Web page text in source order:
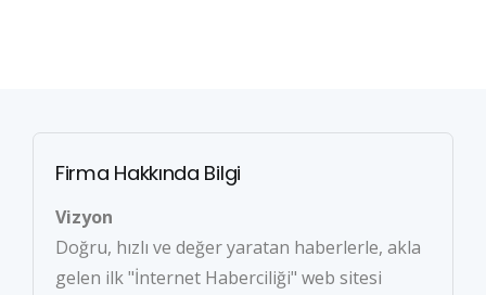
Firma Hakkında Bilgi
Vizyon
Doğru, hızlı ve değer yaratan haberlerle, akla
gelen ilk "İnternet Haberciliği" web sitesi